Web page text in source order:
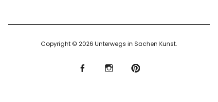
Copyright © 2026 Unterwegs in Sachen Kunst